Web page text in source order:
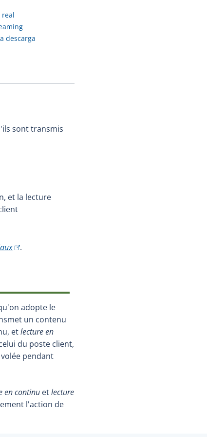
real
descarga
sont transmis
et la lecture
(Cet hyperlien externe s'ouvrira dans une nouvelle
.
adopte le
un contenu
etlecture en
du poste client,
pendant
en continu etlecture
l'action de